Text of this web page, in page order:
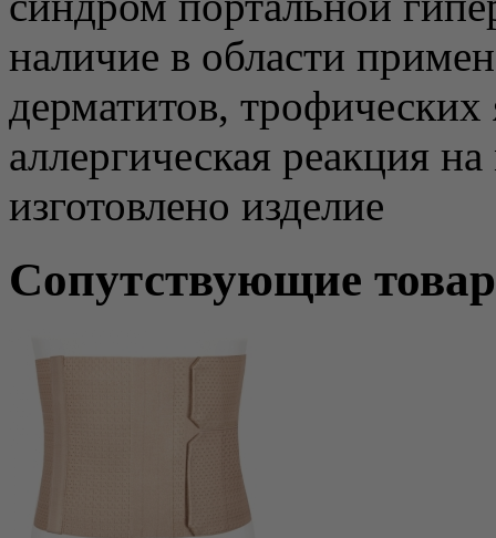
наличие в области
дерматитов,
аллергическая реакция
изготовлено изделие
Сопутствующие